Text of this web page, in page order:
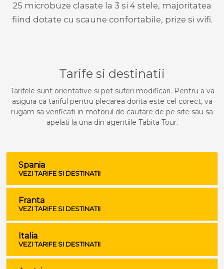
25 microbuze clasate la 3 si 4 stele, majoritatea
fiind dotate cu scaune confortabile, prize si wifi.
Tarife si destinatii
Tarifele sunt orientative si pot suferi modificari. Pentru a va
asigura ca tariful pentru plecarea dorita este cel corect, va
rugam sa verificati in motorul de cautare de pe site sau sa
apelati la una din agentiile Tabita Tour.
Spania
VEZI TARIFE SI DESTINATII
Franta
VEZI TARIFE SI DESTINATII
Italia
VEZI TARIFE SI DESTINATII